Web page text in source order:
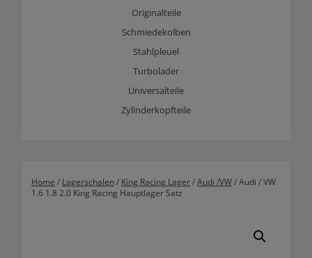
Originalteile
Schmiedekolben
Stahlpleuel
Turbolader
Universalteile
Zylinderkopfteile
Home / Lagerschalen/ King Racing Lager/Audi /VW/ Audi / VW
1.6 1.8 2.0 King Racing Hauptlager Satz